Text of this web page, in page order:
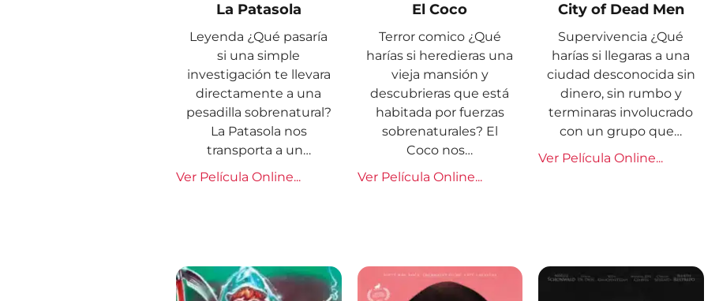
La Patasola
Leyenda ¿Qué pasaría
si una simple
investigación te llevara
directamente a una
pesadilla sobrenatural?
La Patasola nos
transporta a un…
Ver Película Online...
El Coco
Terror comico ¿Qué
harías si heredieras una
vieja mansión y
descubrieras que está
habitada por fuerzas
sobrenaturales? El
Coco nos…
Ver Película Online...
City of Dead Men
Supervivencia ¿Qué
harías si llegaras a una
ciudad desconocida sin
dinero, sin rumbo y
terminaras involucrado
con un grupo que…
Ver Película Online...